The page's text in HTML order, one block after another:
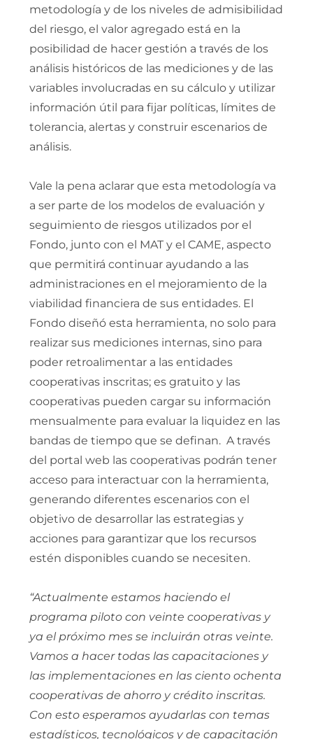
metodología y de los niveles de admisibilidad
del riesgo, el valor agregado está en la
posibilidad de hacer gestión a través de los
análisis históricos de las mediciones y de las
variables involucradas en su cálculo y utilizar
información útil para fijar políticas, límites de
tolerancia, alertas y construir escenarios de
análisis.
Vale la pena aclarar que esta metodología va
a ser parte de los modelos de evaluación y
seguimiento de riesgos utilizados por el
Fondo, junto con el MAT y el CAME, aspecto
que permitirá continuar ayudando a las
administraciones en el mejoramiento de la
viabilidad financiera de sus entidades. El
Fondo diseñó esta herramienta, no solo para
realizar sus mediciones internas, sino para
poder retroalimentar a las entidades
cooperativas inscritas; es gratuito y las
cooperativas pueden cargar su información
mensualmente para evaluar la liquidez en las
bandas de tiempo que se definan. A través
del portal web las cooperativas podrán tener
acceso para interactuar con la herramienta,
generando diferentes escenarios con el
objetivo de desarrollar las estrategias y
acciones para garantizar que los recursos
estén disponibles cuando se necesiten.
“Actualmente estamos haciendo el
programa piloto con veinte cooperativas y
ya el próximo mes se incluirán otras veinte.
Vamos a hacer todas las capacitaciones y
las implementaciones en las ciento ochenta
cooperativas de ahorro y crédito inscritas.
Con esto esperamos ayudarlas con temas
estadísticos, tecnológicos y de capacitación